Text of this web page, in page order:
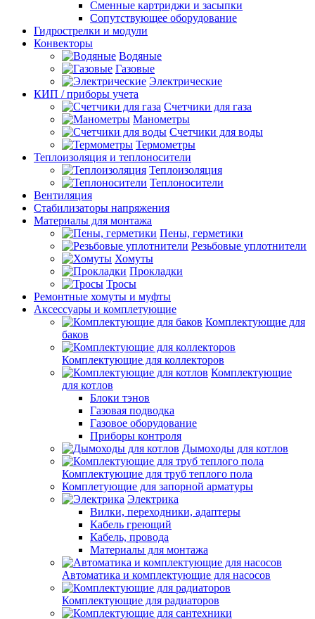
Сменные картриджи и засыпки
Сопутствующее оборудование
Гидрострелки и модули
Конвекторы
Водяные
Газовые
Электрические
КИП / приборы учета
Счетчики для газа
Манометры
Счетчики для воды
Термометры
Теплоизоляция и теплоносители
Теплоизоляция
Теплоносители
Вентиляция
Стабилизаторы напряжения
Материалы для монтажа
Пены, герметики
Резьбовые уплотнители
Хомуты
Прокладки
Тросы
Ремонтные хомуты и муфты
Аксессуары и комплетующие
Комплектующие для
баков
Комплектующие для коллекторов
Комплектующие
для котлов
Блоки тэнов
Газовая подводка
Газовое оборудование
Приборы контроля
Дымоходы для котлов
Комплектующие для труб теплого пола
Комплетующие для запорной арматуры
Электрика
Вилки, переходники, адаптеры
Кабель греющий
Кабель, провода
Материалы для монтажа
Автоматика и комплектующие для насосов
Комплектующие для радиаторов